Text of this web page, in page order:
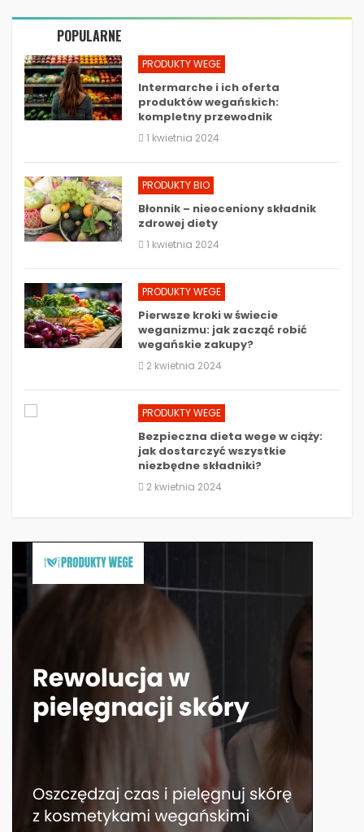
POPULARNE
PRODUKTY WEGE
Intermarche i ich oferta
produktów wegańskich:
kompletny przewodnik
1 kwietnia 2024
PRODUKTY BIO
Błonnik – nieoceniony składnik
zdrowej diety
1 kwietnia 2024
PRODUKTY WEGE
Pierwsze kroki w świecie
weganizmu: jak zacząć robić
wegańskie zakupy?
2 kwietnia 2024
PRODUKTY WEGE
Bezpieczna dieta wege w ciąży:
jak dostarczyć wszystkie
niezbędne składniki?
2 kwietnia 2024